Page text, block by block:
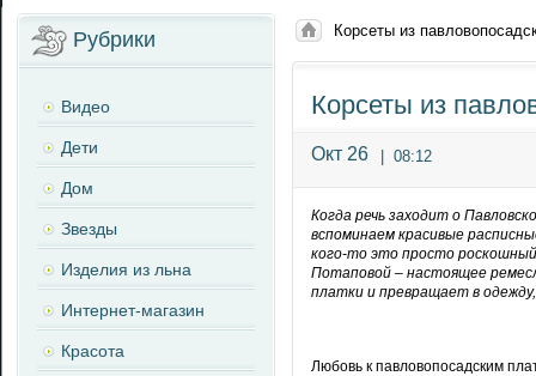
Корсеты из
Корсеты из
Окт 26 08:12
Когда речь заходит о
вспоминаем красивые
кого-то это просто
Потаповой – настоящее
платки и превращает в
Любовь к павловопосадским
Рубрики
Видео
Дети
Дом
Звезды
Изделия из льна
Интернет-магазин
Красота